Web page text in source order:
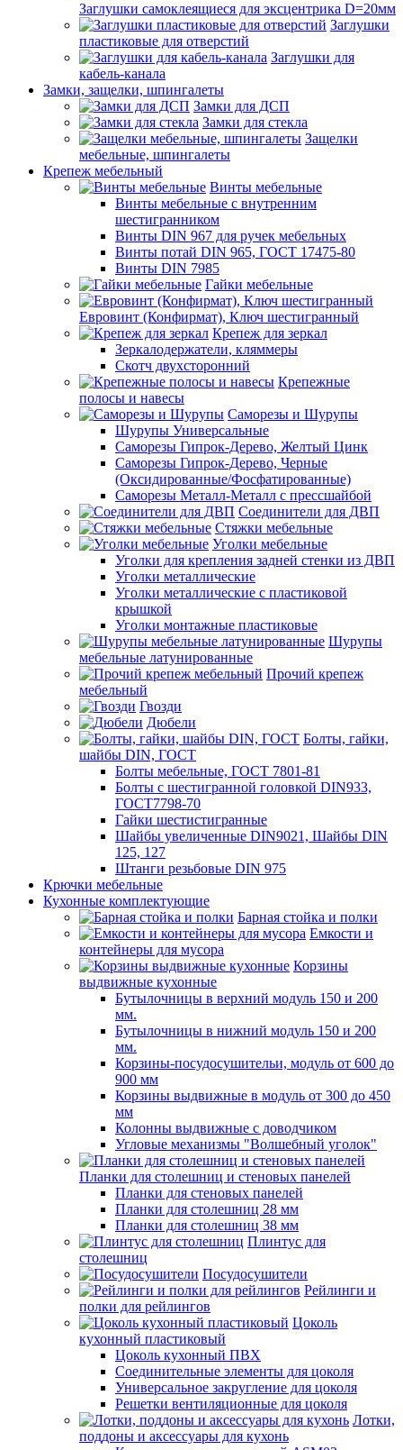
Заглушки самоклеящиеся для эксцентрика D=20мм
Заглушки
пластиковые для отверстий
Заглушки для
кабель-канала
Замки, защелки, шпингалеты
Замки для ДСП
Замки для стекла
Защелки
мебельные, шпингалеты
Крепеж мебельный
Винты мебельные
Винты мебельные с внутренним
шестигранником
Винты DIN 967 для ручек мебельных
Винты потай DIN 965, ГОСТ 17475-80
Винты DIN 7985
Гайки мебельные
Евровинт (Конфирмат), Ключ шестигранный
Крепеж для зеркал
Зеркалодержатели, кляммеры
Скотч двухсторонний
Крепежные
полосы и навесы
Саморезы и Шурупы
Шурупы Универсальные
Саморезы Гипрок-Дерево, Желтый Цинк
Саморезы Гипрок-Дерево, Черные
(Оксидированные/Фосфатированные)
Саморезы Металл-Металл с прессшайбой
Соединители для ДВП
Стяжки мебельные
Уголки мебельные
Уголки для крепления задней стенки из ДВП
Уголки металлические
Уголки металлические с пластиковой
крышкой
Уголки монтажные пластиковые
Шурупы
мебельные латунированные
Прочий крепеж
мебельный
Гвозди
Дюбели
Болты, гайки,
шайбы DIN, ГОСТ
Болты мебельные, ГОСТ 7801-81
Болты с шестигранной головкой DIN933,
ГОСТ7798-70
Гайки шестистигранные
Шайбы увеличенные DIN9021, Шайбы DIN
125, 127
Штанги резьбовые DIN 975
Крючки мебельные
Кухонные комплектующие
Барная стойка и полки
Емкости и
контейнеры для мусора
Корзины
выдвижные кухонные
Бутылочницы в верхний модуль 150 и 200
мм.
Бутылочницы в нижний модуль 150 и 200
мм.
Корзины-посудосушительи, модуль от 600 до
900 мм
Корзины выдвижные в модуль от 300 до 450
мм
Колонны выдвижные с доводчиком
Угловые механизмы "Волшебный уголок"
Планки для столешниц и стеновых панелей
Планки для стеновых панелей
Планки для столешниц 28 мм
Планки для столешниц 38 мм
Плинтус для
столешниц
Посудосушители
Рейлинги и
полки для рейлингов
Цоколь
кухонный пластиковый
Цоколь кухонный ПВХ
Соединительные элементы для цоколя
Универсальное закругление для цоколя
Решетки вентиляционные для цоколя
Лотки,
поддоны и аксессуары для кухонь